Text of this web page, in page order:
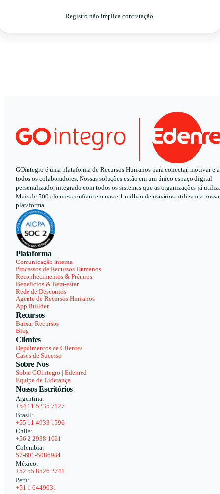
Registro não implica contratação.
GOintegro é uma plataforma de Recursos Humanos para conectar, motivar e
todos os colaboradores. Nossas soluções estão em um único espaço digital
personalizado, integrado com todos os sistemas que as organizações já
Mais de 500 clientes confiam em nós e 1 milhão de usuários utilizam a nossa
plataforma.
Plataforma
Comunicação Interna
Processos de Recursos Humanos
Reconhecimentos & Prêmios
Benefícios & Bem-estar
Rede de Descontos
Agente de Recursos Humanos
App Builder
Recursos
Baixar Recursos
Blog
Clientes
Depoimentos de Clientes
Casos de Sucesso
Sobre Nós
Sobre GOintegro | Edenred
Equipe de Liderança
Nossos Escritórios
Argentina:
+54 11 5235 7127
Brasil:
+55 11 4933 1596
Chile:
+56 2 2938 1061
Colombia:
57-601-5086984
México:
+52 55 8526 2741
Perú:
+51 1 6449031